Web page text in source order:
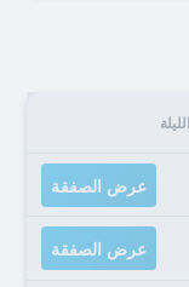
عرض الصفقة
عرض الصفقة